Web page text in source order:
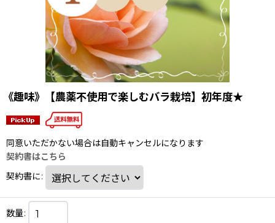
《趣味》【農薬不使用で楽しむバラ栽培】初年度★
同意いただかない場合は自動キャンセルになります
契約書はこちら
契約書に:
数量: